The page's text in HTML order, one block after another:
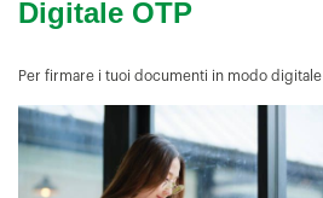
Digitale OTP
Per firmare i tuoi documenti in modo digitale